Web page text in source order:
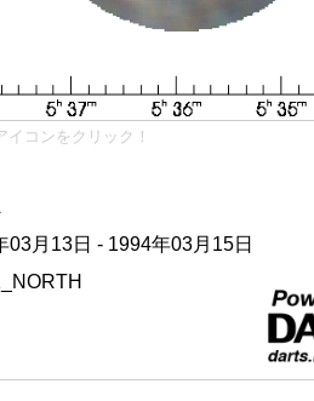
コンをクリック！
03月13日 - 1994年03月15日